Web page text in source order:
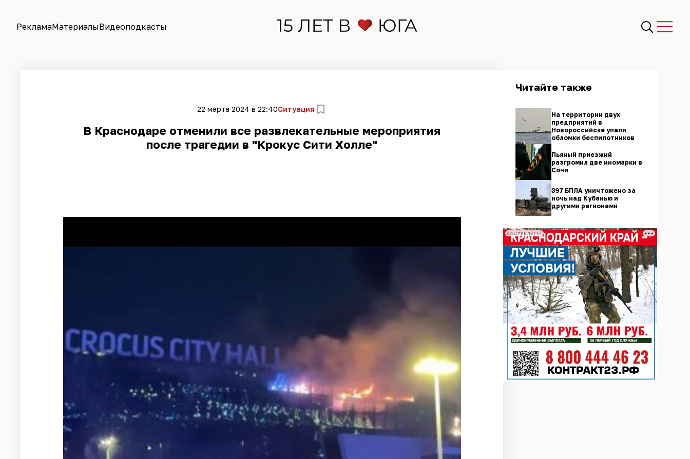
РекламаМатериалыВидеоподкасты
22 марта 2024 в 22:40Ситуация
​В Краснодаре отменили все развлекательные мероприятия
после трагедии в "Крокус Сити Холле"
Читайте также
На территории двух
предприятий в
Новороссийске упали
обломки беспилотников
Пьяный приезжий
разгромил две иномарки в
Сочи
397 БПЛА уничтожено за
ночь над Кубанью и
другими регионами
СОЦРЕКЛАМА